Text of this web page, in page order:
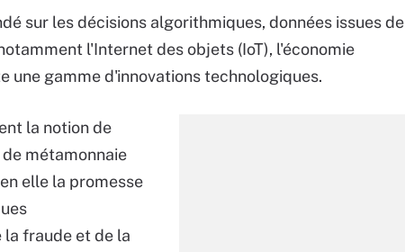
sur les décisions algorithmiques, données issues de
l'Internet des objets (IoT), l'économie
une gamme d'innovations technologiques.
la notion de
métamonnaie
elle la promesse
la fraude et de la